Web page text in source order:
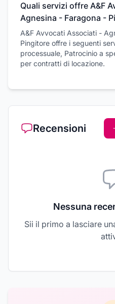
Quali servizi offre A&F
Agnesina - Faragona -
A&F Avvocati Associati -
Pingitore offre i seguenti
processuale, Patrocinio a
per contratti di locazione.
Recensioni
Nessuna
Sii il primo a lasciare